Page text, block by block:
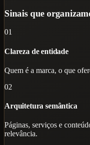
Sinais que
01
Clareza de entidade
Quem é a marca, o que
02
Arquitetura semântica
Páginas, serviços e
relevância.